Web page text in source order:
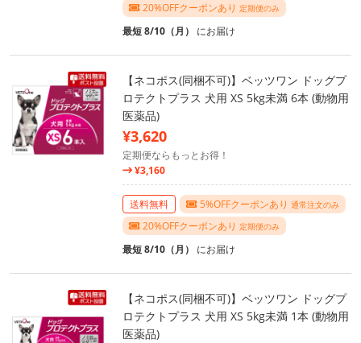
20%OFFクーポンあり 定期便のみ
最短 8/10（月） にお届け
【ネコポス(同梱不可)】ベッツワン ドッグプ
ロテクトプラス 犬用 XS 5kg未満 6本 (動物用
医薬品)
¥3,620
定期便ならもっとお得！
¥3,160
送料無料 5%OFFクーポンあり 通常注文のみ
20%OFFクーポンあり 定期便のみ
最短 8/10（月） にお届け
【ネコポス(同梱不可)】ベッツワン ドッグプ
ロテクトプラス 犬用 XS 5kg未満 1本 (動物用
医薬品)